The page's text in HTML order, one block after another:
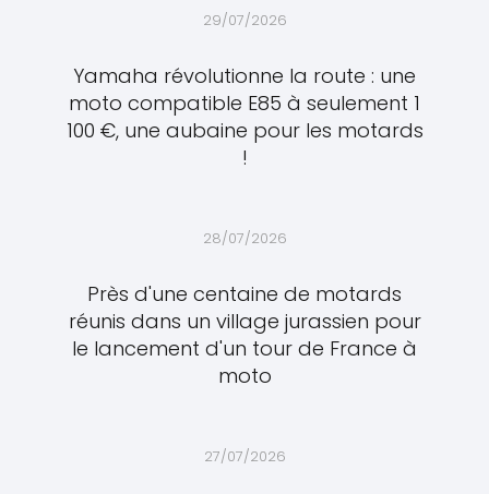
29/07/2026
Yamaha révolutionne la route : une
moto compatible E85 à seulement 1
100 €, une aubaine pour les motards
!
28/07/2026
Près d'une centaine de motards
réunis dans un village jurassien pour
le lancement d'un tour de France à
moto
27/07/2026